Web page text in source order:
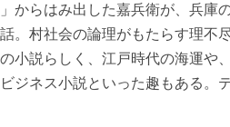
からはみ出した嘉兵衛が、兵庫
。村社会の論理がもたらす理不
小説らしく、江戸時代の海運や
ジネス小説といった趣もある。